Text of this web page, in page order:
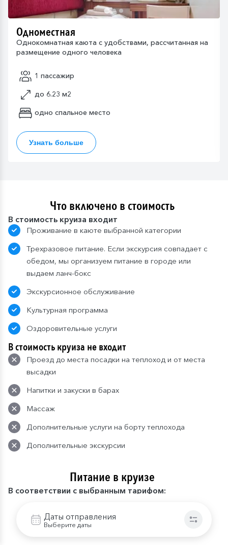
Даты отправления
Выберите даты
Одноместная
Однокомнатная каюта с удобствами, рассчитанная на
размещение одного человека
1 пассажир
до 6.23 м2
одно спальное место
Узнать больше
Что включено в стоимость
В стоимость круиза входит
Проживание в каюте выбранной категории
Трехразовое питание. Если экскурсия совпадает с
обедом, мы организуем питание в городе или
выдаем ланч-бокс
Экскурсионное обслуживание
Культурная программа
Оздоровительные услуги
В стоимость круиза не входит
Проезд до места посадки на теплоход и от места
высадки
Напитки и закуски в барах
Массаж
Дополнительные услуги на борту теплохода
Дополнительные экскурсии
Питание в круизе
В соответствии с выбранным тарифом:
ресторане «Волга» на главной палубе.